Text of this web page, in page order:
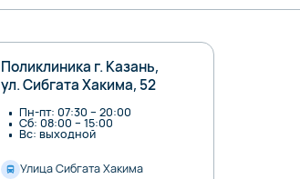
Поликлиника г. Казань,
ул. Сибгата Хакима, 52
Пн-пт: 07:30 – 20:00
Сб: 08:00 – 15:00
Вс: выходной
Улица Сибгата Хакима